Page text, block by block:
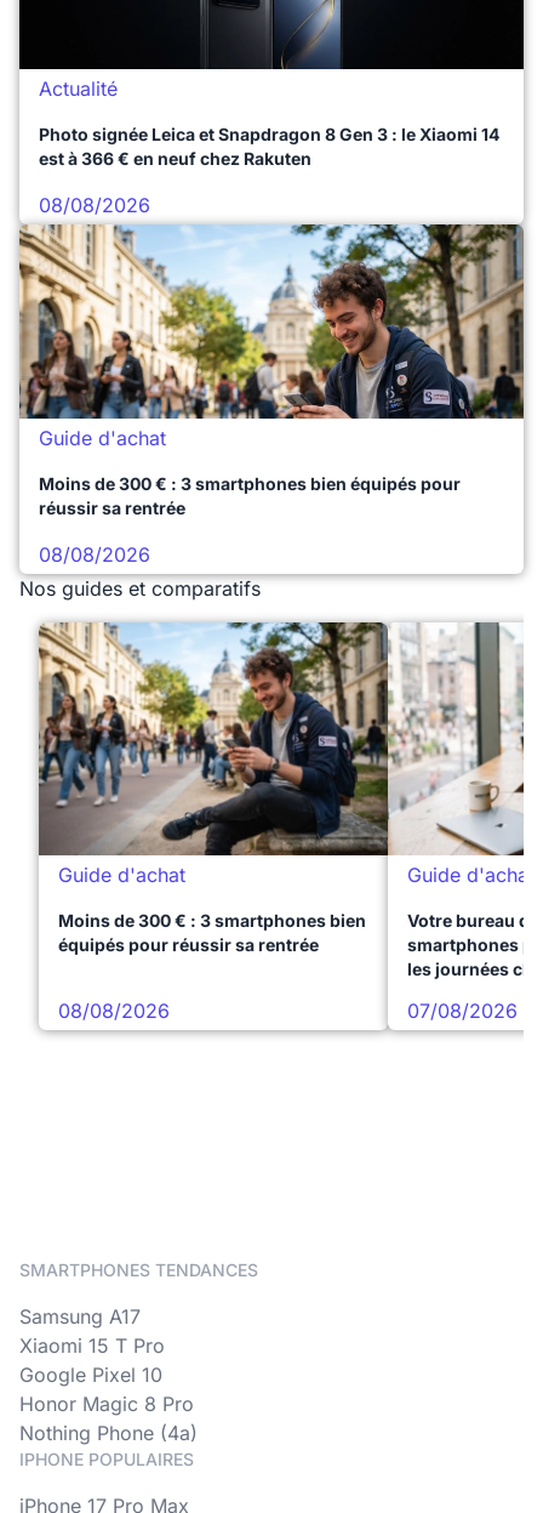
Actualité
Photo signée Leica et Snapdragon 8 Gen 3 : le Xiaomi 14
est à 366 € en neuf chez Rakuten
08/08/2026
Guide d'achat
Moins de 300 € : 3 smartphones bien équipés pour
réussir sa rentrée
08/08/2026
Nos guides et comparatifs
Guide d'achat
Moins de 300 € : 3 smartphones bien
équipés pour réussir sa rentrée
08/08/2026
Guide d'achat
Votre bureau
smartphones
les journées
07/08/2026
SMARTPHONES TENDANCES
Samsung A17
Xiaomi 15 T Pro
Google Pixel 10
Honor Magic 8 Pro
Nothing Phone (4a)
IPHONE POPULAIRES
iPhone 17 Pro Max